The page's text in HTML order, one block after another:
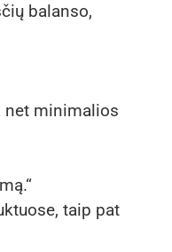
balanso,
net minimalios
taip pat